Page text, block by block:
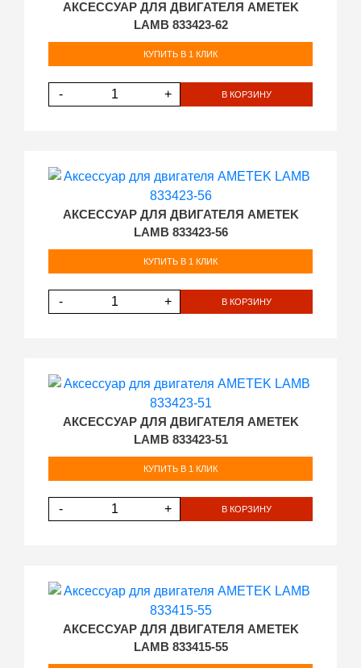
АКСЕССУАР ДЛЯ ДВИГАТЕЛЯ AMETEK
LAMB 833423-62
КУПИТЬ В 1 КЛИК
- + В КОРЗИНУ
АКСЕССУАР ДЛЯ ДВИГАТЕЛЯ AMETEK
LAMB 833423-56
КУПИТЬ В 1 КЛИК
- + В КОРЗИНУ
АКСЕССУАР ДЛЯ ДВИГАТЕЛЯ AMETEK
LAMB 833423-51
КУПИТЬ В 1 КЛИК
- + В КОРЗИНУ
АКСЕССУАР ДЛЯ ДВИГАТЕЛЯ AMETEK
LAMB 833415-55